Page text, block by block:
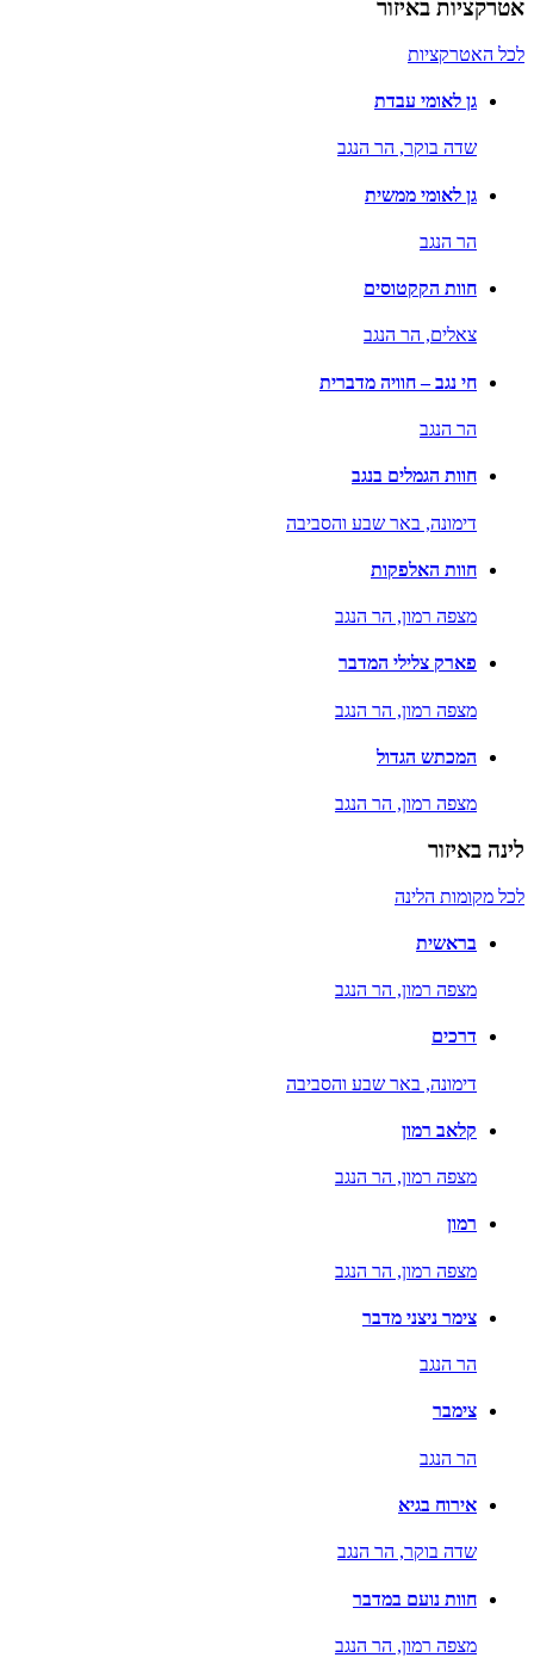
אטרקציות באיזור
לכל האטרקציות
גן לאומי עבדת
שדה בוקר, הר הנגב
גן לאומי ממשית
הר הנגב
חוות הקקטוסים
צאלים, הר הנגב
חי נגב – חוויה מדברית
הר הנגב
חוות הגמלים בנגב
דימונה, באר שבע והסביבה
חוות האלפקות
מצפה רמון, הר הנגב
פארק צלילי המדבר
מצפה רמון, הר הנגב
המכתש הגדול
מצפה רמון, הר הנגב
לינה באיזור
לכל מקומות הלינה
בראשית
מצפה רמון, הר הנגב
דרכים
דימונה, באר שבע והסביבה
קלאב רמון
מצפה רמון, הר הנגב
רמון
מצפה רמון, הר הנגב
צימר ניצני מדבר
הר הנגב
צימבר
הר הנגב
אירוח בגיא
שדה בוקר, הר הנגב
חוות נועם במדבר
מצפה רמון, הר הנגב